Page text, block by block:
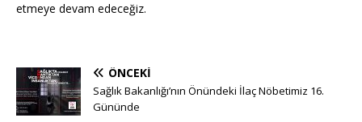
etmeye devam edeceğiz.
ÖNCEKI
Sağlık Bakanlığı’nın Önündeki İlaç Nöbetimiz 16.
Gününde